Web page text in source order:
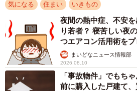
気になる 住まい いきもの
夜間の熱中症、不安
り若者？ 寝苦しい夜
つエアコン活用術を
まいどなニュース情報部
2026.08.10
「事故物件」でもち
前に購入した戸建て